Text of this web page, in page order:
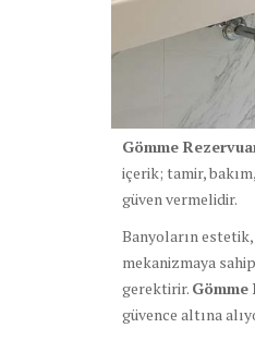
Gömme
içerik; tamir,
güven vermelidir.
Banyoların
mekanizmaya
gerektirir.
güvence altına